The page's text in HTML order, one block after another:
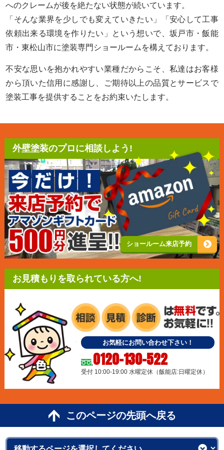
へのクレームが後を絶たない状態が続いています。
「そんな業界を少しでも変えていきたい」「安心して工事
依頼出来る環境を作りたい」という想いで、坂戸市・飯能
市・東松山市に塗装専門ショールームを構えております。
不安な思いを抱かれやすい業種だからこそ、私達はお客様
から頂いた信用に感謝し、ご期待以上の品質とサービスで
塗装工事を提供することをお約束いたします。
外壁塗装のプロに相談しよう!
ショールーム来店予約
お見積もりを取られている方へ!
お気軽にお問い合わせ下さい！
0120-130-522
受付 10:00-19:00 水曜定休（飯能店:日曜定休）
このページの先頭へ戻る